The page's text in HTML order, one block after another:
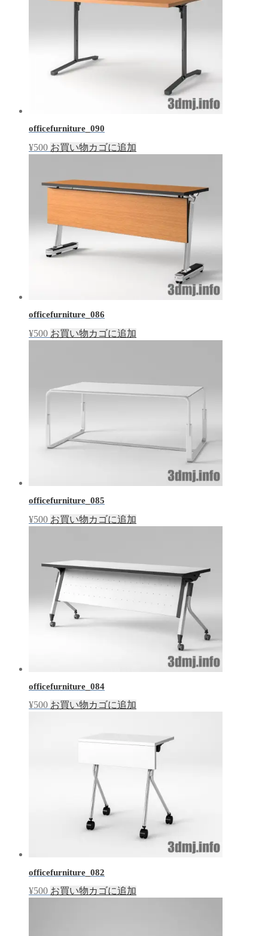
officefurniture_090
¥500 お買い物カゴに追加
officefurniture_086
¥500 お買い物カゴに追加
officefurniture_085
¥500 お買い物カゴに追加
officefurniture_084
¥500 お買い物カゴに追加
officefurniture_082
¥500 お買い物カゴに追加